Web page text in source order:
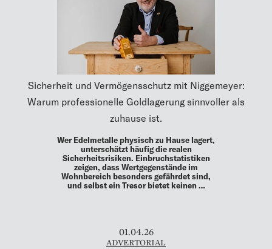
Sicherheit und Vermögensschutz mit Niggemeyer:
Warum professionelle Goldlagerung sinnvoller als
zuhause ist.
Wer Edelmetalle physisch zu Hause lagert,
unterschätzt häufig die realen
Sicherheitsrisiken. Einbruchstatistiken
zeigen, dass Wertgegenstände im
Wohnbereich besonders gefährdet sind,
und selbst ein Tresor bietet keinen …
01.04.26
ADVERTORIAL